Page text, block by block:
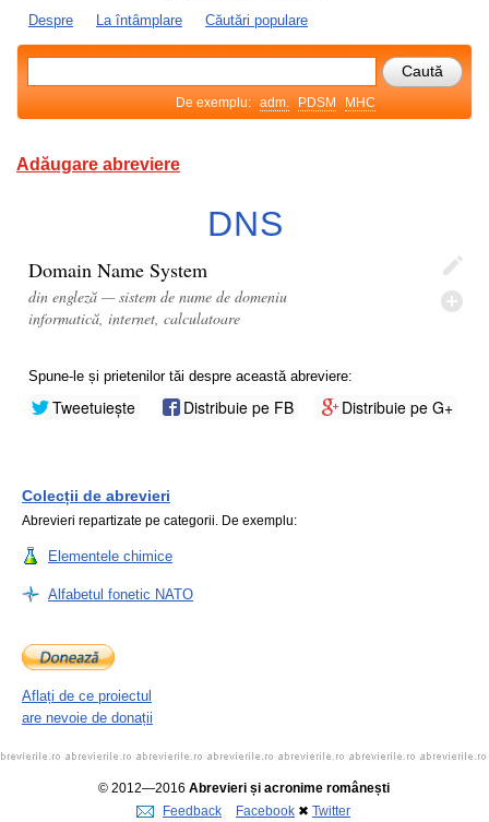
Despre La întâmplare Căutări populare
De exemplu: adm. PDSM MHC
Adăugare abreviere
DNS
Domain Name System
din engleză — sistem de nume de domeniu
informatică, internet, calculatoare
Spune-le și prietenilor tăi despre această abreviere:
Tweetuiește Distribuie pe FB Distribuie pe G+
Colecții de abrevieri
Abrevieri repartizate pe categorii. De exemplu:
Elementele chimice
Alfabetul fonetic NATO
Aflați de ce proiectul
are nevoie de donații
© 2012—2016 Abrevieri și acronime românești
Feedback
Facebook ✖ Twitter